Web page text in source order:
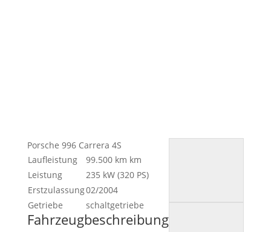
Porsche 996 Carrera 4S
Laufleistung
99.500 km km
Leistung
235 kW (320 PS)
Erstzulassung02/2004
Getriebe
schaltgetriebe
Fahrzeugbeschreibung